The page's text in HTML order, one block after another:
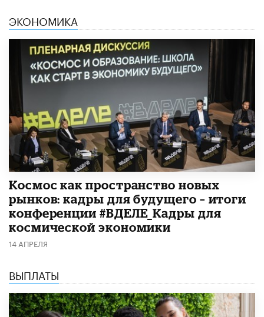
ЭКОНОМИКА
Космос как пространство новых
рынков: кадры для будущего – итоги
конференции #ВДЕЛЕ_Кадры для
космической экономики
14 АПРЕЛЯ
ВЫПЛАТЫ